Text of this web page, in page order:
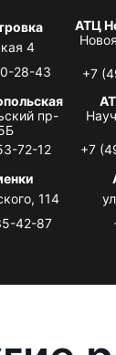
4
28-43
АТЦ
+7
пр-
72-12
+7
114
42-87